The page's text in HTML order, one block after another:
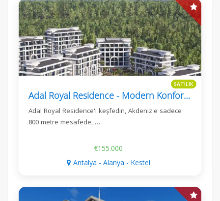
SATILIK
Adal Royal Residence - Modern Konfor Kestel'de, Alanya
Adal Royal Residence'i keşfedin, Akdeniz'e sadece
800 metre mesafede, …
€155.000
Antalya - Alanya - Kestel